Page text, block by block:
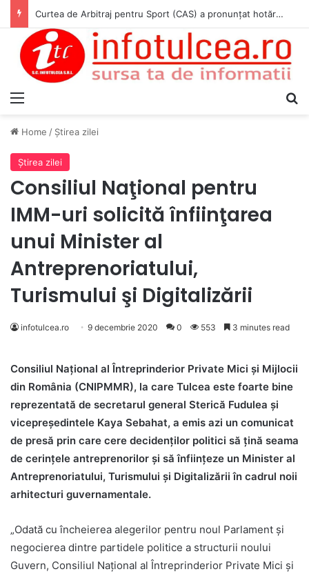
Curtea de Arbitraj pentru Sport (CAS) a pronunțat hotărârea în cauza WADA v. ANAD & Matei Cosmin Gabriel
Home / Ştirea zilei
Ştirea zilei
Consiliul Naţional pentru
IMM-uri solicită înfiinţarea
unui Minister al
Antreprenoriatului,
Turismului şi Digitalizării
infotulcea.ro 9 decembrie 2020 0 553 3 minutes read
Consiliul Naţional al Întreprinderior Private Mici şi Mijlocii
din România (CNIPMMR), la care Tulcea este foarte bine
reprezentată de secretarul general Sterică Fudulea şi
vicepreşedintele Kaya Sebahat, a emis azi un comunicat
de presă prin care cere decidenţilor politici să ţină seama
de cerinţele antreprenorilor şi să înfiinţeze un Minister al
Antreprenoriatului, Turismului şi Digitalizării în cadrul noii
arhitecturi guvernamentale.
„Odată cu încheierea alegerilor pentru noul Parlament și
negocierea dintre partidele politice a structurii noului
Guvern, Consiliul Național al Întreprinderior Private Mici şi